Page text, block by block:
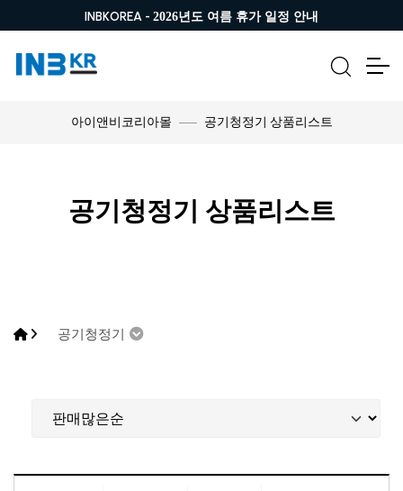
INBKOREA - 2026년도 여름 휴가 일정 안내
아이앤비코리아몰 공기청정기 상품리스트
공기청정기 상품리스트
공기청정기